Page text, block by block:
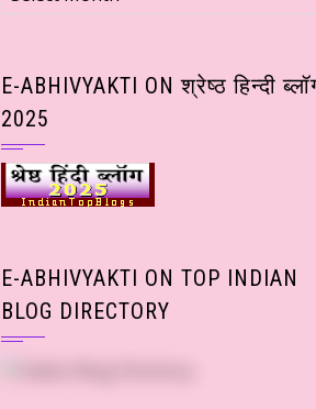
(Month
E-ABHIVYAKTI ON श्रेष्ठ हिन्दी
2025
E-ABHIVYAKTI ON TOP INDIAN
BLOG DIRECTORY